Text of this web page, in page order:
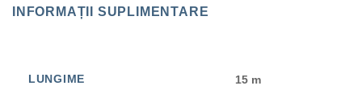
INFORMAȚII SUPLIMENTARE
LUNGIME 15 m